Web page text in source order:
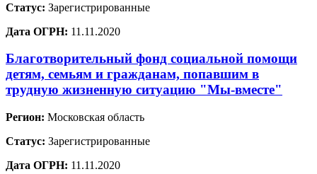
Статус: Зарегистрированные
Дата ОГРН: 11.11.2020
Благотворительный фонд социальной помощи
детям, семьям и гражданам, попавшим в
трудную жизненную ситуацию "Мы-вместе"
Регион: Московская область
Статус: Зарегистрированные
Дата ОГРН: 11.11.2020